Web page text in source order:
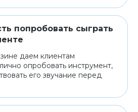
попробовать сыграть
даем клиентам
опробовать инструмент,
его звучание перед